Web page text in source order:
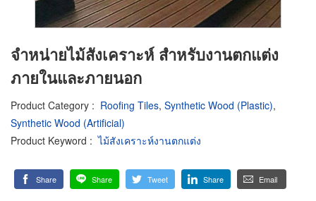
จำหน่ายไม้สังเคราะห์ สำหรับงานตกแต่ง
ภายในและภายนอก
Product Category : Roofing Tiles, Synthetic Wood (Plastic),
Synthetic Wood (Artificial)
Product Keyword :ไม้สังเคราะห์งานตกแต่ง
Share Share Tweet Share Email